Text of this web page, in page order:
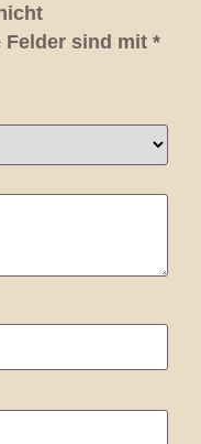
Felder sind mit *